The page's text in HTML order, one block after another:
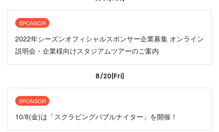
SPONSOR
2022年シーズンオフィシャルスポンサー企業募集 オンライン
説明会・企業様向けスタジアムツアーのご案内
8/20(Fri)
SPONSOR
10/8(金)は「スクラビングバブルナイター」を開催！